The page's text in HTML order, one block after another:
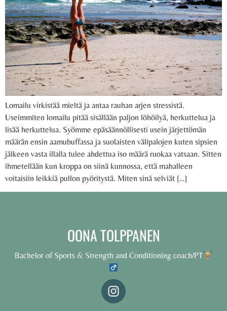
Lomailu virkistää mieltä ja antaa rauhan arjen stressistä.
Useimmiten lomailu pitää sisällään paljon löhöilyä, herkuttelua ja
lisää herkuttelua. Syömme epäsäännöllisesti usein järjettömän
määrän ensin aamubuffassa ja suolaisten välipalojen kuten sipsien
jälkeen vasta illalla tulee ahdettua iso määrä ruokaa vatsaan. Sitten
ihmetellään kun kroppa on siinä kunnossa, että mahalleen
voitaisiin leikkiä pullon pyöritystä. Miten sinä selviät […]
OONA TOLPPANEN
Bachelor of Sports & Strength and Conditioning coach/PT